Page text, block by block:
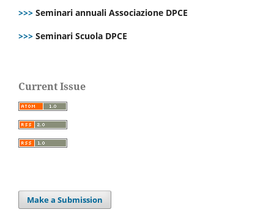
>>> Seminari annuali Associazione DPCE
>>> Seminari Scuola DPCE
Current Issue
Make a Submission